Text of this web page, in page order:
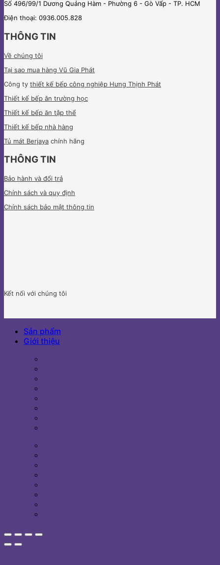
Số 496/99/1 Dương Quảng Hàm - Phường 6 - Gò Vấp - TP. HCM
Điện thoại: 0936.005.828
THÔNG TIN
Về chúng tôi
Tại sao mua hàng Vũ Gia Phát
Công ty thiết kế bếp công nghiệp Hưng Thịnh Phát
Thiết kế bếp ăn trường học
Thiết kế bếp ăn tập thể
Thiết kế bếp nhà hàng
Tủ mát Berjaya chính hãng
THÔNG TIN
Bảo hành và đổi trả
Chính sách và quy định
Chính sách bảo mật thông tin
Kết nối với chúng tôi
Sản phẩm
Giới thiệu